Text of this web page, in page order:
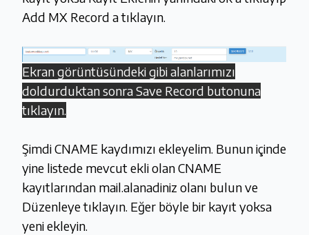
Add MX Record a tıklayın.
Ekran görüntüsündeki gibi alanlarımızı
doldurduktan sonra Save Record butonuna
tıklayın.
Şimdi CNAME kaydımızı ekleyelim. Bunun içinde
yine listede mevcut ekli olan CNAME
kayıtlarından mail.alanadiniz olanı bulun ve
Düzenleye tıklayın. Eğer böyle bir kayıt yoksa
yeni ekleyin.